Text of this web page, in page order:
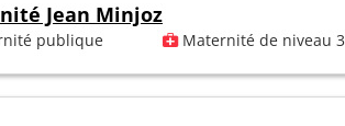
Jean Minjoz
publique Maternité de niveau 3